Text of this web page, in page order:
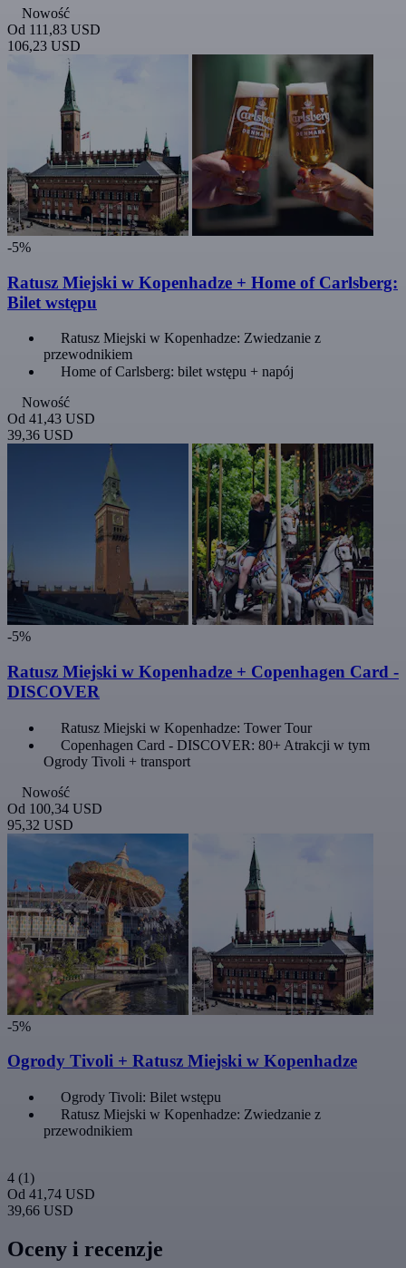
Nowość
Od 111,83 USD
106,23 USD
-5%
Ratusz Miejski w Kopenhadze + Home of Carlsberg:
Bilet wstępu
Ratusz Miejski w Kopenhadze: Zwiedzanie z
przewodnikiem
Home of Carlsberg: bilet wstępu + napój
Nowość
Od 41,43 USD
39,36 USD
-5%
Ratusz Miejski w Kopenhadze + Copenhagen Card -
DISCOVER
Ratusz Miejski w Kopenhadze: Tower Tour
Copenhagen Card - DISCOVER: 80+ Atrakcji w tym
Ogrody Tivoli + transport
Nowość
Od 100,34 USD
95,32 USD
-5%
Ogrody Tivoli + Ratusz Miejski w Kopenhadze
Ogrody Tivoli: Bilet wstępu
Ratusz Miejski w Kopenhadze: Zwiedzanie z
przewodnikiem
4 (1)
Od 41,74 USD
39,66 USD
Oceny i recenzje